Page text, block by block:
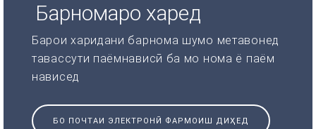
Барномаро харед
Барои харидани барнома шумо метавонед
тавассути паёмнависӣ ба мо нома ё паём
нависед
БО ПОЧТАИ ЭЛЕКТРОНӢ ФАРМОИШ ДИҲЕД